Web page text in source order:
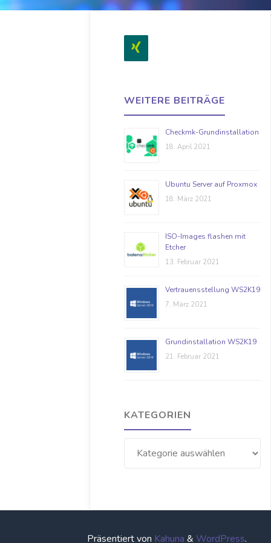
WEITERE BEITRÄGE
Checkmk-Grundinstallation
18. April 2021
Ubuntu Server auf Proxmox
18. März 2021
ISO-Images flashen mit
Etcher
13. Februar 2021
Vertrauensstellung WS2K19
7. März 2021
Grundinstallation WS2K19
21. Februar 2021
KATEGORIEN
Präsentiert von Kahuna & WordPress.